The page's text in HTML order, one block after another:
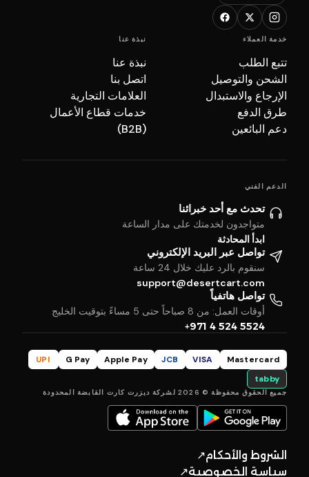
خدمة العملاء
تتبع الطلب
الشحن والتوصيل
الإرجاع والاستبدال
طرق الدفع
دعم البائعين
نبذة عنا
نبذة عنا
اتصل بنا
العلامات التجارية
خدمات قطاع الأعمال
(B2B)
الدعم الفني
تحدث مع أحد خبرائنا
متواجدون لخدمتك على مدار الساعة
ابدأ المحادثة
تواصل عبر البريد الإلكتروني
سنقوم بالرد عليك خلال 24 ساعة
support@desertcart.com
تواصل هاتفياً
أوقات العمل: من 8 صباحاً حتى 5 مساءً بتوقيت الخليج
+971 4 524 5524
Mastercard
VISA
JCB
Apple Pay
G Pay
UPI
tabby
جميع الحقوق محفوظة © 2026 لشركة ديزرت كارت القابضة المحدودة
الشروط والأحكام↗
سياسة الخصوصية↗